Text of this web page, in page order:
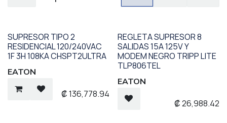
SUPRESOR TIPO 2
RESIDENCIAL 120/240VAC
1F 3H 108KA CHSPT2ULTRA
EATON
₡136,778.94
REGLETA SUPRESOR 8
SALIDAS 15A 125V Y
MODEM NEGRO TRIPP LITE
TLP806TEL
EATON
₡26,988.42